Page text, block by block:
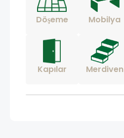
Döşeme Mobilya
Kapılar Merdiven